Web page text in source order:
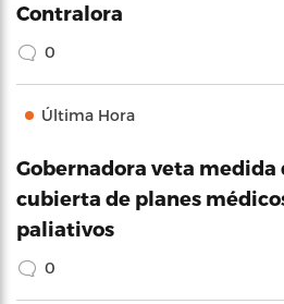
Contralora
0
Última Hora
Gobernadora veta medida
cubierta de planes
paliativos
0